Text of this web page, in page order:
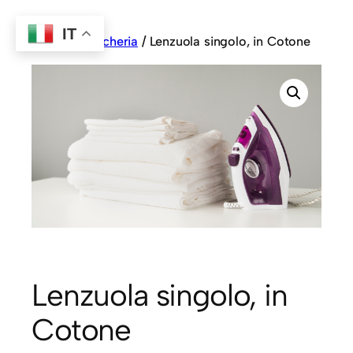
Home/ Biancheria / Lenzuola singolo, in Cotone
Lenzuola singolo, in
Cotone
IT